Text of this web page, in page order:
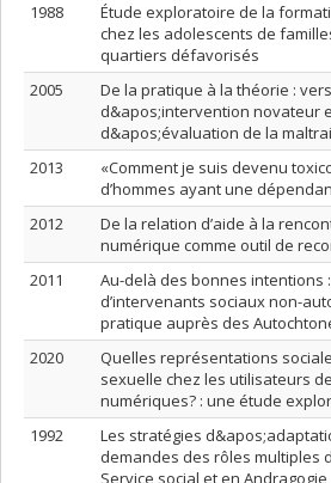
1988
Étude exploratoire de la
chez les adolescents de
quartiers défavorisés
2005
De la pratique à la théorie :
d&apos;intervention novateur
d&apos;évaluation de la
2013
«Comment je suis devenu
d’hommes ayant une
2012
De la relation d’aide à la
numérique comme outil de
2011
Au-delà des bonnes intentions
d’intervenants sociaux non-
pratique auprès des
2020
Quelles représentations
sexuelle chez les utilisateurs
numériques? : une étude
1992
Les stratégies
demandes des rôles multiples
Service social et en Andragogie